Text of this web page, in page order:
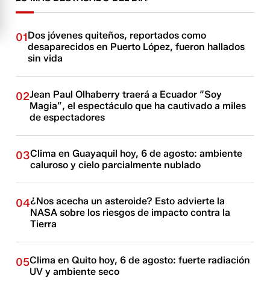
01Dos jóvenes quiteños, reportados como
desaparecidos en Puerto López, fueron hallados
sin vida
02Jean Paul Olhaberry traerá a Ecuador “Soy
Magia”, el espectáculo que ha cautivado a miles
de espectadores
03Clima en Guayaquil hoy, 6 de agosto: ambiente
caluroso y cielo parcialmente nublado
04¿Nos acecha un asteroide? Esto advierte la
NASA sobre los riesgos de impacto contra la
Tierra
05Clima en Quito hoy, 6 de agosto: fuerte radiación
UV y ambiente seco